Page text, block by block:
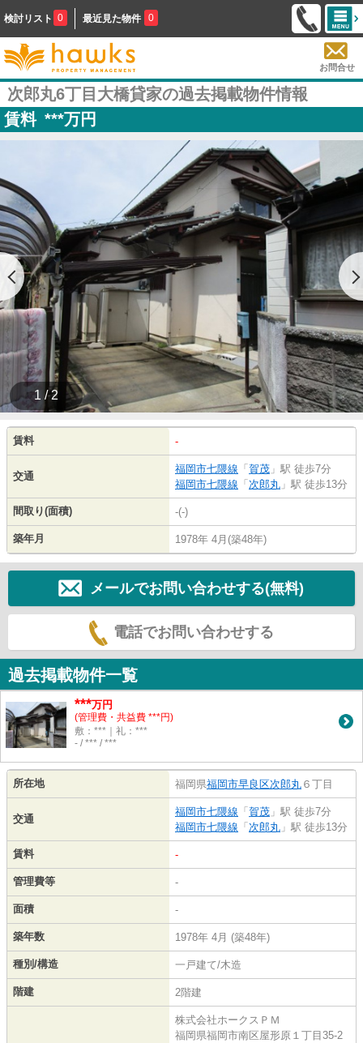
検討リスト 0 最近見た物件 0
お問合せ
次郎丸6丁目大橋貸家の過去掲載物件情報
賃料 ***万円
1 / 2
賃料 -
交通
福岡市七隈線 「 賀茂 」駅 徒歩7分
福岡市七隈線 「 次郎丸 」駅 徒歩13分
間取り(面積) -(-)
築年月 1978年 4月(築48年)
メールでお問い合わせする(無料)
電話でお問い合わせする
過去掲載物件一覧
***万円
(管理費・共益費 ***円)
敷：***｜礼：***
- / *** / ***
所在地 福岡県福岡市早良区次郎丸 ６丁目
交通
福岡市七隈線 「 賀茂 」駅 徒歩7分
福岡市七隈線 「 次郎丸 」駅 徒歩13分
賃料 -
管理費等 -
面積 -
築年数 1978年 4月 (築48年)
種別/構造 一戸建て/木造
階建 2階建
株式会社ホークスＰＭ
福岡県福岡市南区屋形原１丁目35-2